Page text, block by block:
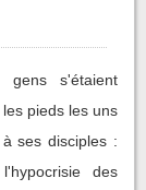
s'étaient
pieds les uns
ses disciples :
des